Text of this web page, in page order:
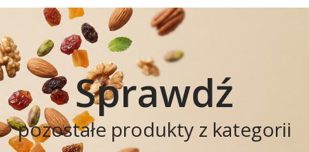
Sprawdź
pozostałe produkty z kategorii